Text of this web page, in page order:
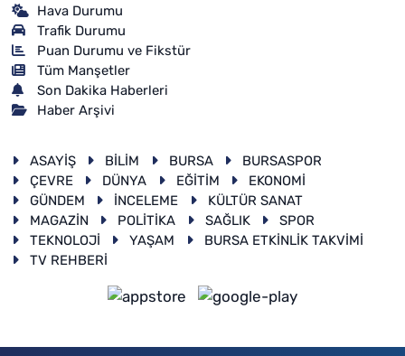
Hava Durumu
Trafik Durumu
Puan Durumu ve Fikstür
Tüm Manşetler
Son Dakika Haberleri
Haber Arşivi
ASAYİŞ BİLİM BURSA
BURSASPOR
ÇEVRE
DÜNYA EĞİTİM
EKONOMİ
GÜNDEM
İNCELEME
KÜLTÜR SANAT
MAGAZİN
POLİTİKA SAĞLIK
SPOR
TEKNOLOJİ
YAŞAM
BURSA ETKİNLİK TAKVİMİ
TV REHBERİ